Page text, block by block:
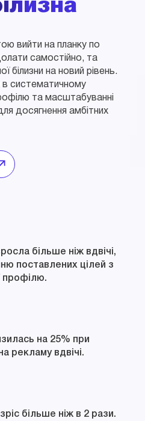
вийти на планку по
самостійно, та
білизни на новий рівень.
в систематичному
та масштабуванні
досягнення амбітних
більше ніж вдвічі,
поставлених цілей з
профілю.
на 25% при
рекламу вдвічі.
більше ніж в 2 рази.